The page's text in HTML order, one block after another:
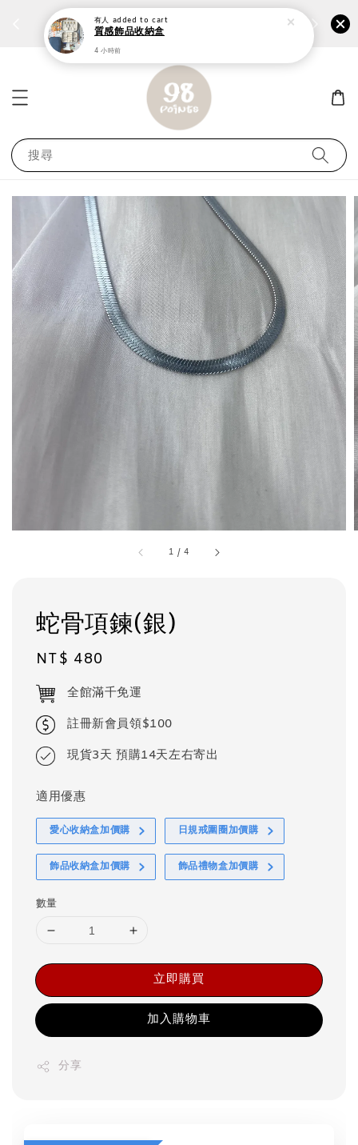
個性鋼戒任兩件1300⚡ 加
搜尋
1 /4
蛇骨項鍊(銀)
Regular
price
NT$ 480
全館滿千免運
註冊新會員領$100
現貨3天 預購14天左右寄出
適用優惠
愛心收納盒加價購 日規戒圍圈加價購
飾品收納盒加價購 飾品禮物盒加價購
數量
立即購買
加入購物車
分享
有人 added to cart
質感飾品收納盒
4 小時前